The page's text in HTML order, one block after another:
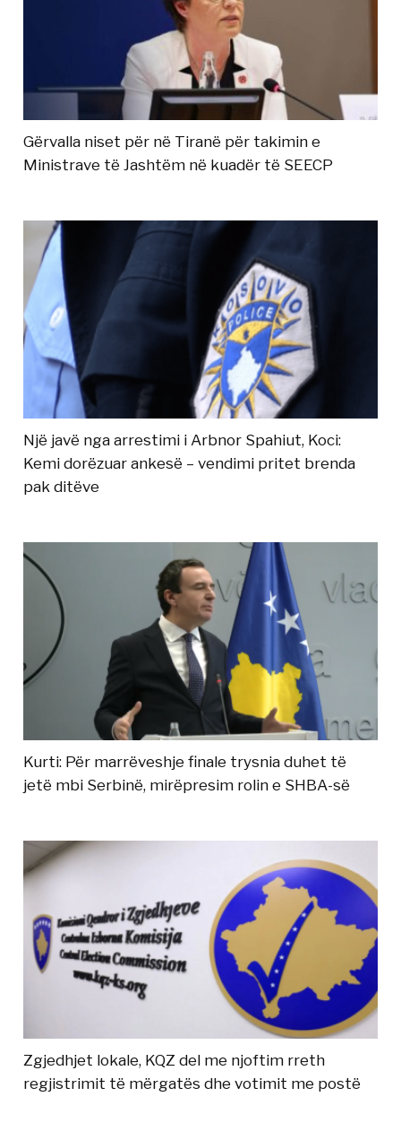
Gërvalla niset për në Tiranë për takimin e
Ministrave të Jashtëm në kuadër të SEECP
Një javë nga arrestimi i Arbnor Spahiut, Koci:
Kemi dorëzuar ankesë – vendimi pritet brenda
pak ditëve
Kurti: Për marrëveshje finale trysnia duhet të
jetë mbi Serbinë, mirëpresim rolin e SHBA-së
Zgjedhjet lokale, KQZ del me njoftim rreth
regjistrimit të mërgatës dhe votimit me postë